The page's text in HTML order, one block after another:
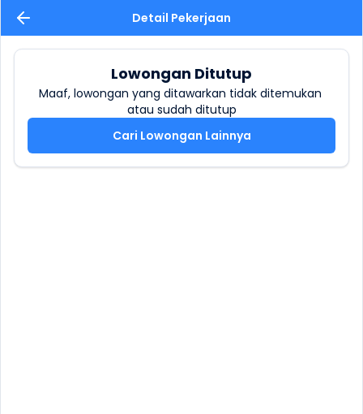
Detail Pekerjaan
Lowongan Ditutup
Maaf, lowongan yang ditawarkan tidak ditemukan
atau sudah ditutup
Cari Lowongan Lainnya